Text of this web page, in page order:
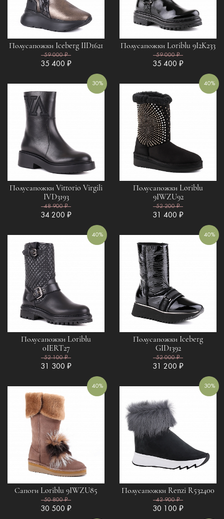
Полусапожки Iceberg IID1621
59 000 ₽
35 400 ₽
Полусапожки Loriblu 9I2K233
59 000 ₽
35 400 ₽
30%
Полусапожки Vittorio Virgili
IVD3193
48 900 ₽
34 200 ₽
40%
Полусапожки Loriblu
9IWZU92
52 200 ₽
31 400 ₽
40%
Полусапожки Loriblu
0IERT27
52 100 ₽
31 300 ₽
40%
Полусапожки Iceberg
GID1392
52 000 ₽
31 200 ₽
40%
Сапоги Loriblu 9IWZU85
50 800 ₽
30 500 ₽
30%
Полусапожки Renzi R532400
42 900 ₽
30 100 ₽